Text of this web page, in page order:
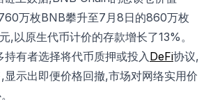
万枚BNB攀升至7月8日的860万枚
,以原生代币计价的存款增长了13%。
有者选择将代币质押或投入DeFi协议,
显示出即便价格回撤,市场对网络实用价